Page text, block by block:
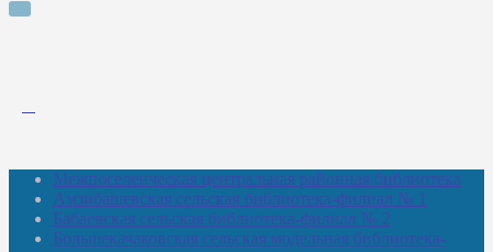
Межпоселенческая центральная районная библиотека
Амзибашевская сельская библиотека-филиал № 1
Бабаевская сельская библиотека-филиал № 2
Большекачаковская сельская модельная библиотека-